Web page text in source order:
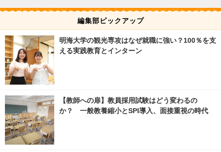
編集部ピックアップ
明海大学の観光専攻はなぜ就職に強い？100％を支
える実践教育とインターン
【教師への扉】教員採用試験はどう変わるの
か？ 一般教養縮小とSPI導入、面接重視の時代